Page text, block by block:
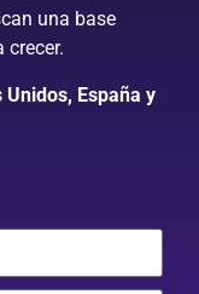
una base
crecer.
Unidos, España y